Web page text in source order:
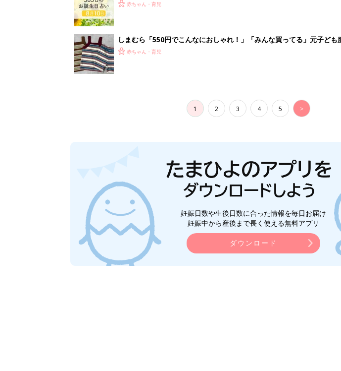
赤ちゃん・育児
しまむら「550円でこんなにおしゃれ！」「みんな買ってる」元子ど
夏のバズりトップス4選
赤ちゃん・育児
1 2 3 4 5 >
妊娠日数や生後日数に合った情報を毎日お届け
妊娠中から産後まで長く使える無料アプリ
ダウンロード